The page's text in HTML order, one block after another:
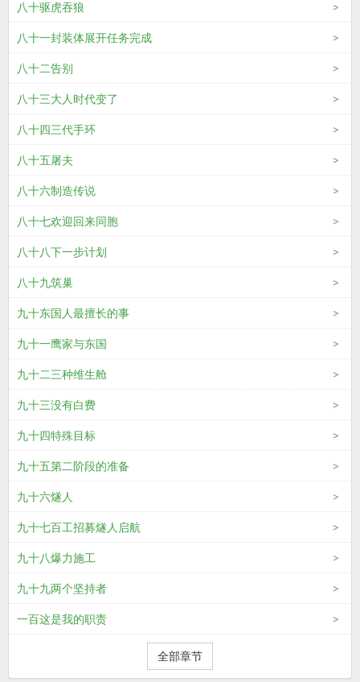
八十驱虎吞狼
八十一封装体展开任务完成
八十二告别
八十三大人时代变了
八十四三代手环
八十五屠夫
八十六制造传说
八十七欢迎回来同胞
八十八下一步计划
八十九筑巢
九十东国人最擅长的事
九十一鹰家与东国
九十二三种维生舱
九十三没有白费
九十四特殊目标
九十五第二阶段的准备
九十六燧人
九十七百工招募燧人启航
九十八爆力施工
九十九两个坚持者
一百这是我的职责
全部章节